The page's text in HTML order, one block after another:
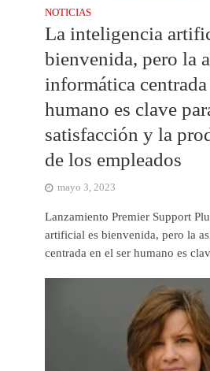
NOTICIAS
La inteligencia
bienvenida, pero la
informática centrada
humano es clave
satisfacción y la
de los empleados
mayo 3, 2023
Lanzamiento Premier Support
artificial es bienvenida, pero la
centrada en el ser humano es